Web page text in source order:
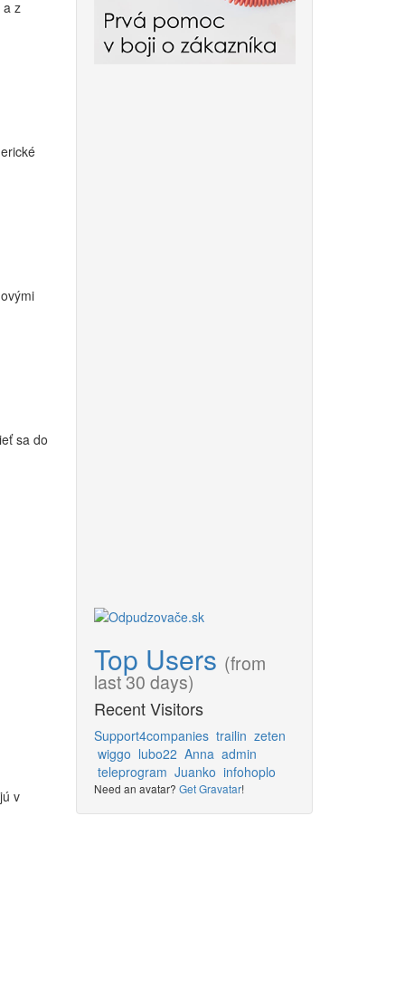
a z
sa do
v
Top Users (from
last 30 days)
Recent Visitors
Support4companies trailin zeten
wiggo lubo22 Anna admin
teleprogram Juanko infohoplo
Need an avatar? Get Gravatar!